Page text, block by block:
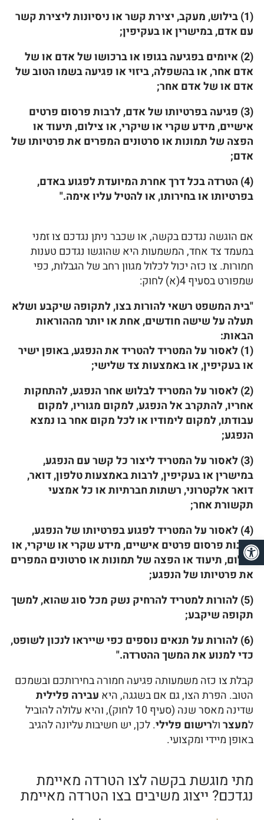
(1) בילוש, מעקב, יצירת קשר או ניסיונות ליצירת קשר
עם אדם, במישרין או בעקיפין;
(2) איומים בפגיעה בגופו או ברכושו של אדם או של
אדם אחר, או בהשפלה, ביזוי או פגיעה בשמו הטוב של
אדם או של אדם אחר;
( 3) פגיעה בפרטיותו של אדם, לרבות פרסום פרטים
אישיים, מידע שקרי או שיקרי, או צילום, תיעוד או
הפצה של תמונות או סרטונים המפרים את פרטיותו של
אדם;
(4) הטרדה בכל דרך אחרת המיועדת לפגוע באדם,
בפרטיותו או בחירותו, או להטיל עליו אימה."
אם הוגשה נגדכם בקשה, או שכבר ניתן נגדכם צו זמני
במעמד צד אחד, המשמעות היא שהוגשו נגדכם טענות
חמורות. צו כזה יכול לכלול מגוון רחב של הגבלות, כפי
שמפורט בסעיף 4(א) לחוק:
"בית המשפט רשאי להורות בצו, לתקופה שיקבע ושלא
תעלה על שישה חודשים, אחת או יותר מההוראות
הבאות:
(1) לאסור על המטריד להטריד את הנפגע, באופן ישיר
או בעקיפין, או באמצעות צד שלישי;
(2) לאסור על המטריד לבלוש אחר הנפגע, להתחקות
אחריו, להתקרב אל הנפגע, למקום מגוריו, למקום
עבודתו, למקום לימודיו או לכל מקום אחר בו נמצא
הנפגע;
(3) לאסור על המטריד ליצור כל קשר עם הנפגע,
במישרין או בעקיפין, לרבות באמצעות טלפון, דואר,
דואר אלקטרוני, רשתות חברתיות או כל אמצעי
תקשורת אחר;
(4) לאסור על המטריד לפגוע בפרטיותו של הנפגע,
לרבות פרסום פרטים אישיים, מידע שקרי או שיקרי, או
צילום, תיעוד או הפצה של תמונות או סרטונים המפרים
את פרטיותו של הנפגע;
(5) להורות למטריד להרחיק נשק מכל סוג שהוא, למשך
תקופה שיקבע;
(6) להורות על תנאים נוספים כפי שייראו לנכון לשופט,
כדי למנוע את המשך ההטרדה."
קבלת צו כזה משמעותה פגיעה חמורה בחירותכם ובשמכם
הטוב. הפרת הצו, גם אם בשגגה, היא עבירה פלילית
שדינה מאסר שנה (סעיף 10 לחוק), והיא עלולה להוביל
למעצרולרישום פלילי. לכן, יש חשיבות עליונה להגיב
באופן מיידי ומקצועי.
מתי מוגשת בקשה לצו הטרדה מאיימת
נגדכם? ייצוג משיבים בצו הטרדה מאיימת
פתח סרגל נגישות